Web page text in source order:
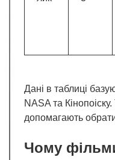
Дані в таблиці
NASA та
допомагають
Чому